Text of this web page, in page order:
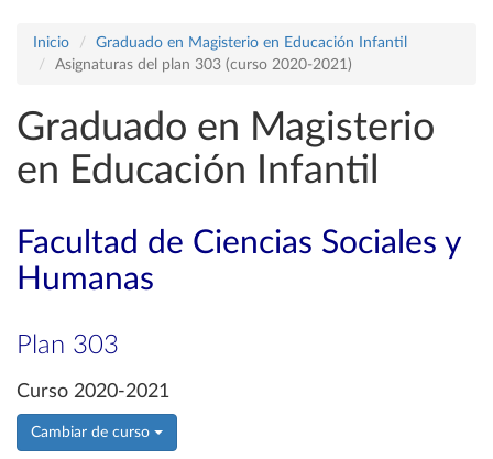
Inicio
Graduado en Magisterio en Educación Infantil
Asignaturas del plan 303 (curso 2020-2021)
Graduado en Magisterio
en Educación Infantil
Facultad de Ciencias Sociales y
Humanas
Plan 303
Curso 2020-2021
Cambiar de curso